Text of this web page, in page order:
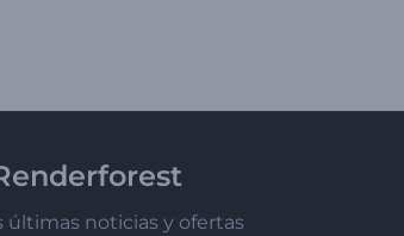
últimas noticias y ofertas